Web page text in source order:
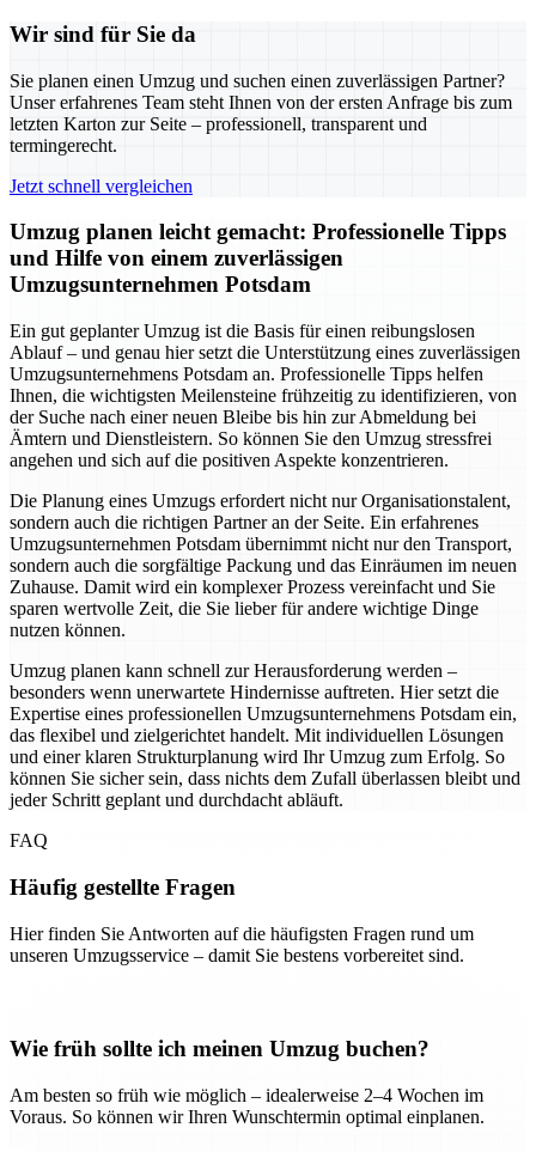
Wir sind für Sie da
Sie planen einen Umzug und suchen einen zuverlässigen Partner?
Unser erfahrenes Team steht Ihnen von der ersten Anfrage bis zum
letzten Karton zur Seite – professionell, transparent und
termingerecht.
Jetzt schnell vergleichen
Umzug planen leicht gemacht: Professionelle Tipps
und Hilfe von einem zuverlässigen
Umzugsunternehmen Potsdam
Ein gut geplanter Umzug ist die Basis für einen reibungslosen
Ablauf – und genau hier setzt die Unterstützung eines zuverlässigen
Umzugsunternehmens Potsdam an. Professionelle Tipps helfen
Ihnen, die wichtigsten Meilensteine frühzeitig zu identifizieren, von
der Suche nach einer neuen Bleibe bis hin zur Abmeldung bei
Ämtern und Dienstleistern. So können Sie den Umzug stressfrei
angehen und sich auf die positiven Aspekte konzentrieren.
Die Planung eines Umzugs erfordert nicht nur Organisationstalent,
sondern auch die richtigen Partner an der Seite. Ein erfahrenes
Umzugsunternehmen Potsdam übernimmt nicht nur den Transport,
sondern auch die sorgfältige Packung und das Einräumen im neuen
Zuhause. Damit wird ein komplexer Prozess vereinfacht und Sie
sparen wertvolle Zeit, die Sie lieber für andere wichtige Dinge
nutzen können.
Umzug planen kann schnell zur Herausforderung werden –
besonders wenn unerwartete Hindernisse auftreten. Hier setzt die
Expertise eines professionellen Umzugsunternehmens Potsdam ein,
das flexibel und zielgerichtet handelt. Mit individuellen Lösungen
und einer klaren Strukturplanung wird Ihr Umzug zum Erfolg. So
können Sie sicher sein, dass nichts dem Zufall überlassen bleibt und
jeder Schritt geplant und durchdacht abläuft.
FAQ
Häufig gestellte Fragen
Hier finden Sie Antworten auf die häufigsten Fragen rund um
unseren Umzugsservice – damit Sie bestens vorbereitet sind.
Wie früh sollte ich meinen Umzug buchen?
Am besten so früh wie möglich – idealerweise 2–4 Wochen im
Voraus. So können wir Ihren Wunschtermin optimal einplanen.